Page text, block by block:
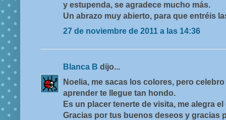
y estupenda, se agradece mucho más.
Un abrazo muy abierto, para que entréis
27 de noviembre de 2011 a las 14:36
Blanca B dijo...
Noelia, me sacas los colores, pero
aprender te llegue tan hondo.
Es un placer tenerte de visita, me alegra
Gracias por tus buenos deseos y gracias